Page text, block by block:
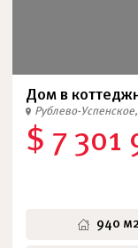
Дом в
Рублево-
$ 7 301
940 м2